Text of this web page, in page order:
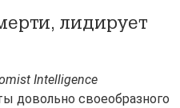
лидирует
Intelligence
довольно своеобразного